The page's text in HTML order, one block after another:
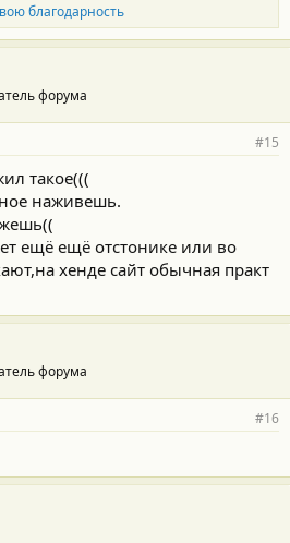
благодарность
форума
#15
такое(((
наживешь.
ещё ещё отстонике или во
хенде сайт обычная практ
форума
#16